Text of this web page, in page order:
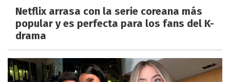
Netflix arrasa con la serie coreana más
popular y es perfecta para los fans del K-
drama